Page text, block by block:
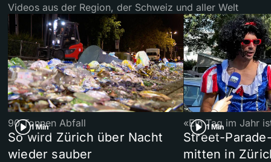
Videos aus der Region, der Schweiz und aller Welt
1 Min
90 Tonnen Abfall
So wird Zürich über Nacht
wieder sauber
1 Min
«Ein Tag im Jahr
Street-
mitten in